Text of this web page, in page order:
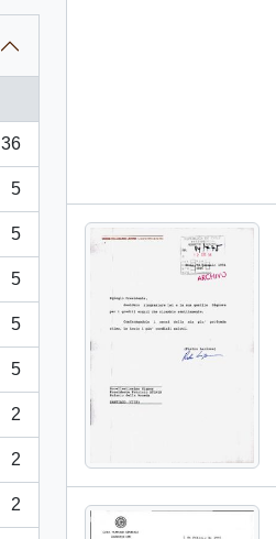
36
5
5
5
5
5
2
2
2